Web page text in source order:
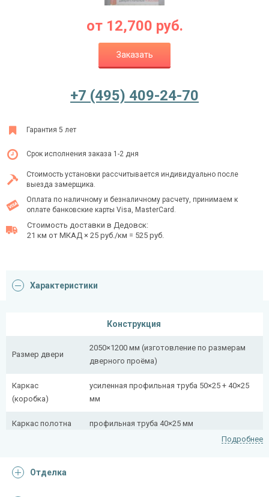
Ежедневно с 08:00 до 24:00
от 12,700 руб.
Заказать
+7 (495) 409-24-70
Гарантия 5 лет
Срок исполнения заказа 1-2 дня
Стоимость установки рассчитывается индивидуально после
выезда замерщика.
Оплата по наличному и безналичному расчету, принимаем к
оплате банковские карты Visa, MasterCard.
Стоимость доставки в Дедовск:
21 км от МКАД × 25 руб./км = 525 руб.
Характеристики
Конструкция
Размер двери
2050×1200 мм (изготовление по размерам
дверного проёма)
Каркас
(коробка)
усиленная профильная труба 50×25 + 40×25
мм
Каркас полотна профильная труба 40×25 мм
Притворная
Подробнее
Отделка